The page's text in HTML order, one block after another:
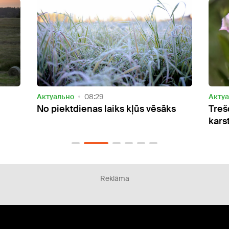
Актуально 15:17
Trešdien gaiss kļūs nedaudz
silta
Reklāma